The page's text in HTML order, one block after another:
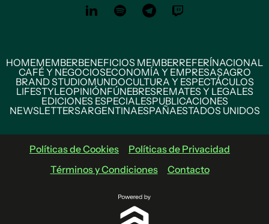
HOMEMEMBERBENEFICIOS MEMBERREFERÍNACIONAL
CAFÉ Y NEGOCIOSECONOMÍA Y EMPRESASAGRO
BRAND STUDIOMUNDOCULTURA Y ESPECTÁCULOS
LIFESTYLEOPINIÓNFÚNEBRESREMATES Y LEGALES
EDICIONES ESPECIALESPUBLICACIONES
NEWSLETTERSARGENTINAESPAÑAESTADOS UNIDOS
Políticas de Cookies
Políticas de Privacidad
Términos y Condiciones
Contacto